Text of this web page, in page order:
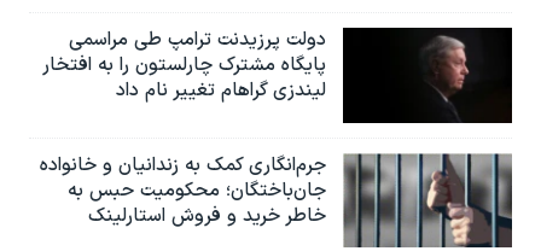
دولت پرزیدنت ترامپ طی مراسمی
پایگاه مشترک چارلستون را به افتخار
لیندزی گراهام تغییر نام داد
جرم‌انگاری کمک به زندانیان و خانواده
جان‌باختگان؛ محکومیت حبس به‌
خاطر خرید و فروش استارلینک